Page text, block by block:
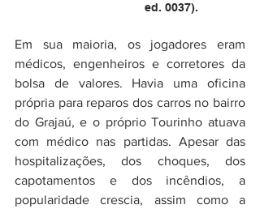
ed. 0037).
Em sua maioria, os jogadores eram
médicos, engenheiros e corretores da
bolsa de valores. Havia uma oficina
própria para reparos dos carros no bairro
do Grajaú, e o próprio Tourinho atuava
com médico nas partidas. Apesar das
hospitalizações, dos choques, dos
capotamentos e dos incêndios, a
popularidade crescia, assim como a